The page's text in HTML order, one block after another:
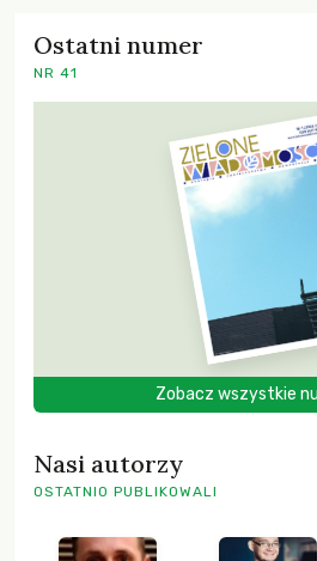
Ostatni numer
NR 41
Zobacz wszystkie
Nasi autorzy
OSTATNIO PUBLIKOWALI